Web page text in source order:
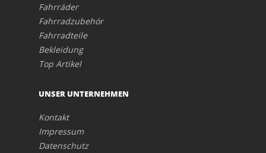
Fahrräder
Fahrradzubehör
Fahrradteile
Bekleidung
Top Artikel
UNSER UNTERNEHMEN
Kontakt
Impressum
Datenschutz